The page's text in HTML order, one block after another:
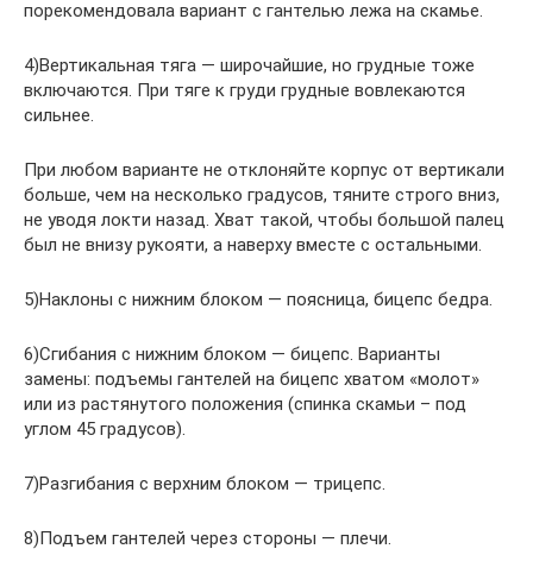
порекомендовала вариант с гантелью лежа на скамье.
4)Вертикальная тяга — широчайшие, но грудные тоже
включаются. При тяге к груди грудные вовлекаются
сильнее.
При любом варианте не отклоняйте корпус от вертикали
больше, чем на несколько градусов, тяните строго вниз,
не уводя локти назад. Хват такой, чтобы большой палец
был не внизу рукояти, а наверху вместе с остальными.
5)Наклоны с нижним блоком — поясница, бицепс бедра.
6)Сгибания с нижним блоком — бицепс. Варианты
замены: подъемы гантелей на бицепс хватом «молот»
или из растянутого положения (спинка скамьи – под
углом 45 градусов).
7)Разгибания с верхним блоком — трицепс.
8)Подъем гантелей через стороны — плечи.